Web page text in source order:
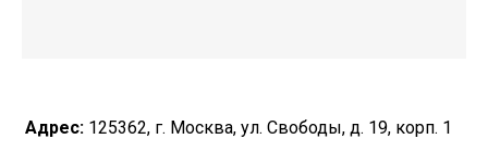
Адрес: 125362, г. Москва, ул. Свободы, д. 19, корп. 1